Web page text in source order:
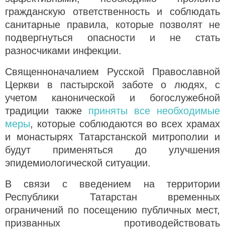
гражданскую ответственность и соблюдать
санитарные правила, которые позволят не
подвергнуться опасности и не стать
разносчиками инфекции.
Священноначалием Русской Православной
Церкви в пастырской заботе о людях, с
учетом канонической и богослужебной
традиции также приняты все необходимые
меры, которые соблюдаются во всех храмах
и монастырях Татарстанской митрополии и
будут применяться до улучшения
эпидемиологической ситуации.
В связи с введением на территории
Республики Татарстан временных
ограничений по посещению публичных мест,
призванных противодействовать